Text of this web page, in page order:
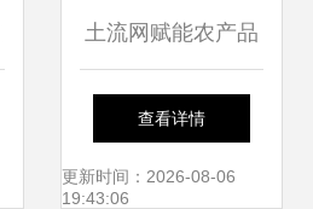
土流网赋能农产品
品牌建设 从土地到
品牌的生态闭环
查看详情
更新时间：2026-08-06
19:43:06